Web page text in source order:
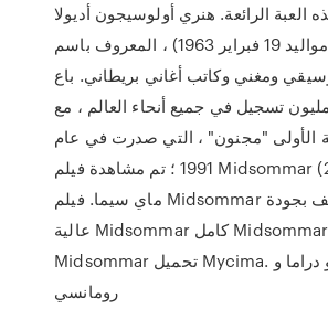
العبة الرائعة. هنري أولوسيجون أديولا
صموئيل (من مواليد 19 فبراير 1963) ، المعروف باسم
ومغني وكاتب أغاني بريطاني. باع
من 20 مليون تسجيل في جميع أنحاء العالم ، مع
الأولى "مجنون" ، التي صدرت في عام
1991 ؛ تم مشاهدة فيلم Midsommar (2019) مترجم
ماي سيما. فيلم Midsommar منتصف الصيف بجودة
عالية Midsommar كامل Midsommar مشاهدة
Midsommar تحميل Mycima. فيلم اكشن و دراما و
رومانسي